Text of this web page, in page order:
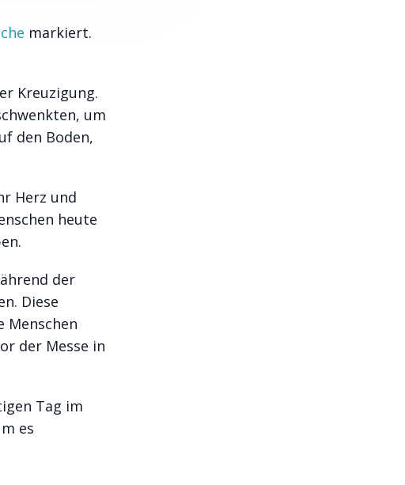
markiert.
Kreuzigung.
um
den Boden,
Herz und
heute
der
Diese
Menschen
der Messe in
Tag im
es